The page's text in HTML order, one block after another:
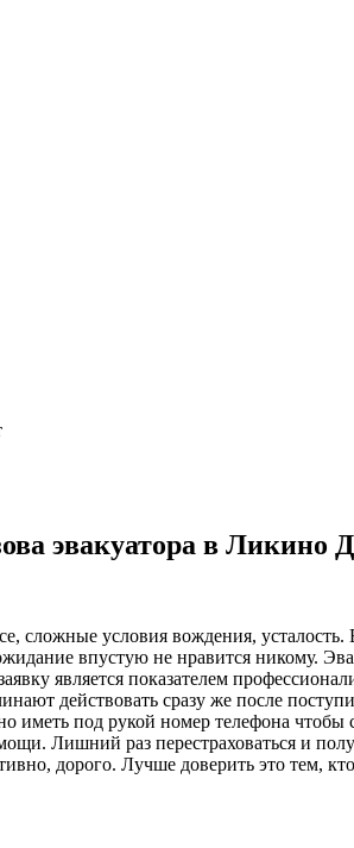
эвакуатора в Ликино
сложные условия вождения,
впустую не нравится никому.
является показателем
действовать сразу же после
под рукой номер телефона
Лишний раз перестраховаться и
дорого. Лучше доверить это тем,